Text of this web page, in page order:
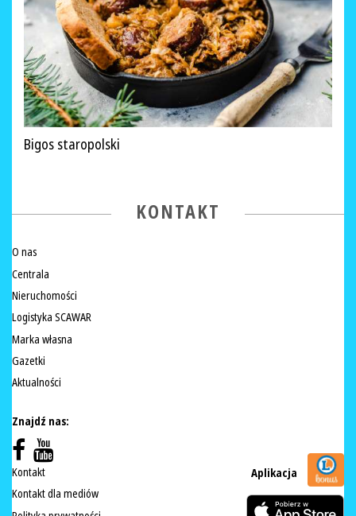
Bigos staropolski
KONTAKT
O nas
Centrala
Nieruchomości
Logistyka SCAWAR
Marka własna
Gazetki
Aktualności
Znajdź nas:
Kontakt
Kontakt dla mediów
Aplikacja